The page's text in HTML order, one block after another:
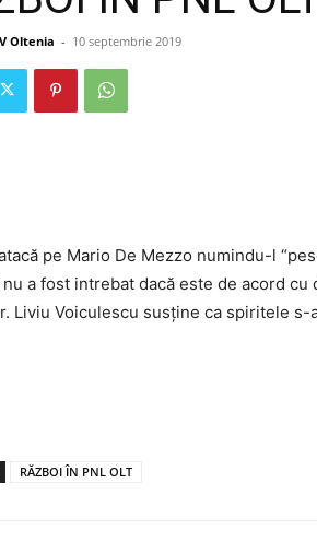
Oltenia - 10 septembrie 2019
pe Mario De Mezzo numindu-l
a fost intrebat dacă este de acord
Liviu Voiculescu susține ca spiritele
RĂZBOI ÎN PNL OLT